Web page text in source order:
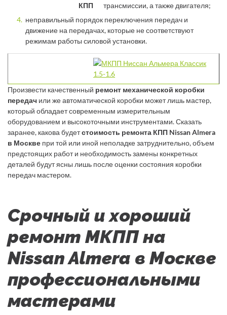
КПП
трансмиссии, а также двигателя;
неправильный порядок переключения передач и
движение на передачах, которые не соответствуют
режимам работы силовой установки.
Произвести качественный ремонт механической коробки
передач или же автоматической коробки может лишь мастер,
который обладает современным измерительным
оборудованием и высокоточными инструментами. Сказать
заранее, какова будетстоимость ремонта КПП Nissan Almera
в Москве при той или иной неполадке затруднительно, объем
предстоящих работ и необходимость замены конкретных
деталей будут ясны лишь после оценки состояния коробки
передач мастером.
Срочный и хороший
ремонт МКПП на
Nissan Almera в Москве
профессиональными
мастерами